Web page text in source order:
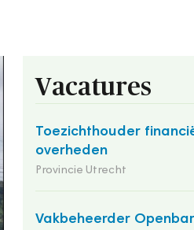
Vacatures
Toezichthouder
overheden
Provincie Utrecht
Vakbeheerder